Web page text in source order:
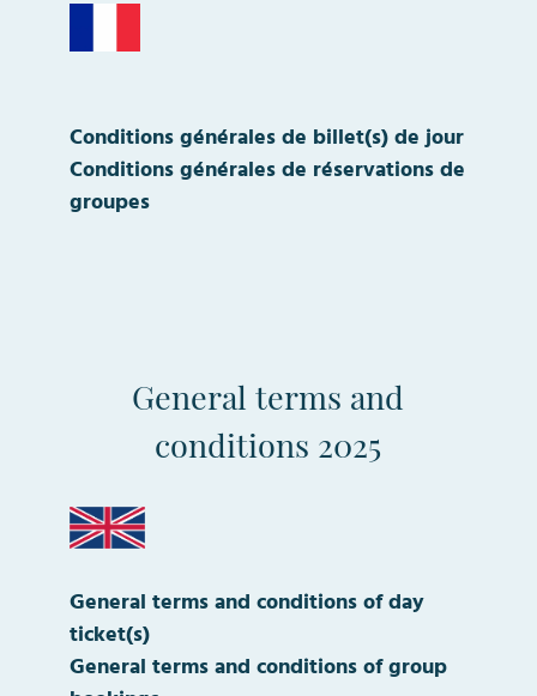
Conditions générales de billet(s) de jour
Conditions générales de réservations de
groupes
General terms and
conditions 2025
General terms and conditions of day
ticket(s)
General terms and conditions of group